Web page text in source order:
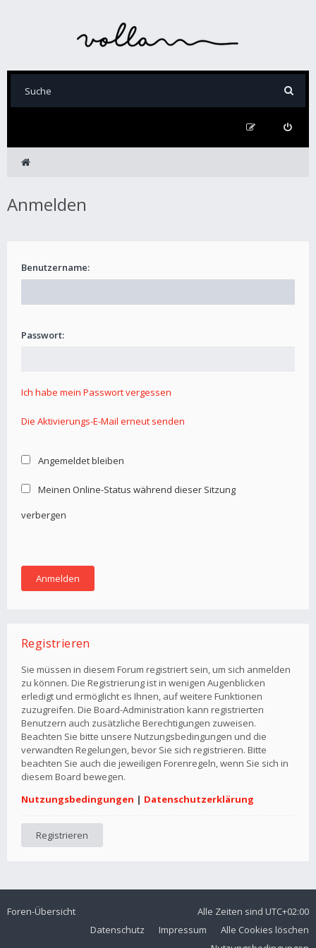
Anmelden
Benutzername:
Passwort:
Ich habe mein Passwort vergessen
Die Aktivierungs-E-Mail erneut senden
Angemeldet bleiben
Meinen Online-Status während dieser Sitzung
verbergen
Registrieren
Sie müssen in diesem Forum registriert sein, um sich anmelden
zu können. Die Registrierung ist in wenigen Augenblicken
erledigt und ermöglicht es Ihnen, auf weitere Funktionen
zuzugreifen. Die Board-Administration kann registrierten
Benutzern auch zusätzliche Berechtigungen zuweisen.
Beachten Sie bitte unsere Nutzungsbedingungen und die
verwandten Regelungen, bevor Sie sich registrieren. Bitte
beachten Sie auch die jeweiligen Forenregeln, wenn Sie sich in
diesem Board bewegen.
Nutzungsbedingungen | Datenschutzerklärung
Registrieren
Foren-Übersicht Alle Zeiten sind UTC+02:00
Alle Cookies löschen
Impressum
Datenschutz